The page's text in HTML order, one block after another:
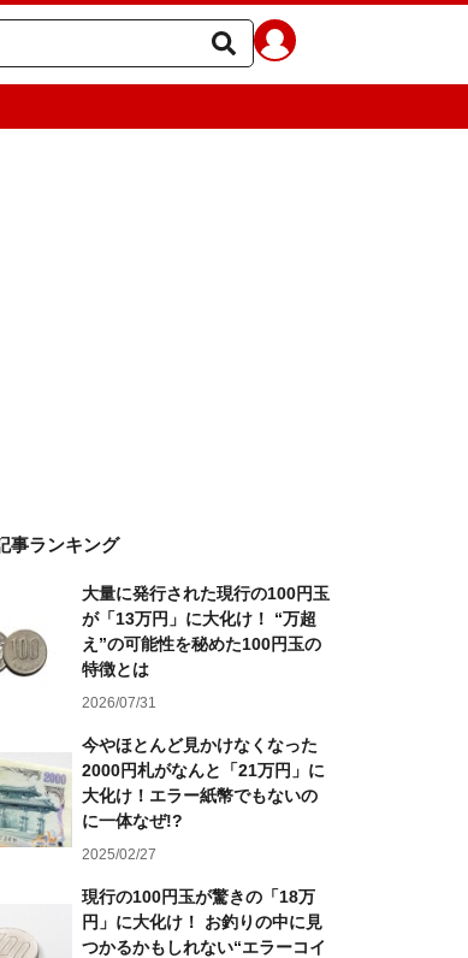
事ランキング
大量に発行された現行の100円玉
が「13万円」に大化け！ “万超
え”の可能性を秘めた100円玉の
特徴とは
2026/07/31
今やほとんど見かけなくなった
2000円札がなんと「21万円」に
大化け！エラー紙幣でもないの
に一体なぜ!?
2025/02/27
現行の100円玉が驚きの「18万
円」に大化け！ お釣りの中に見
つかるかもしれない“エラーコイ